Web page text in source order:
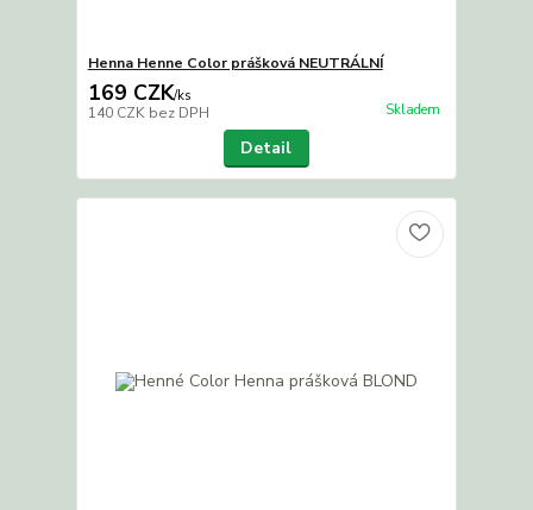
Henna Henne Color prášková NEUTRÁLNÍ
169 CZK/ks
140 CZK bez DPH Skladem
Detail